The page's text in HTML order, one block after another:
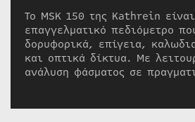
Το MSK 150 της Kathrein
επαγγελματικό πεδιόμετρο
δορυφορικά, επίγεια,
και οπτικά δίκτυα. Με
ανάλυση φάσματος σε